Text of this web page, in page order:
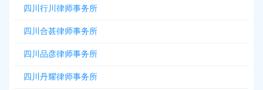
四川行川律师事务所
四川合甚律师事务所
四川品彦律师事务所
四川丹耀律师事务所